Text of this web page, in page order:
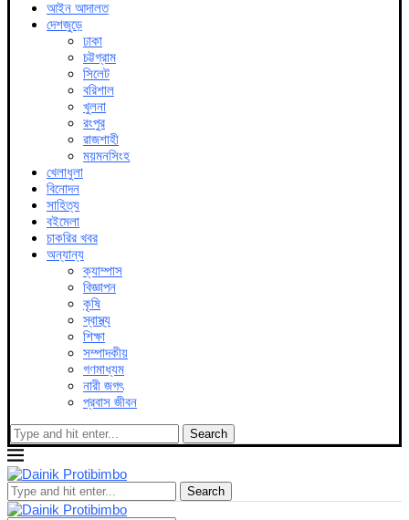
আইন আদালত
দেশজুড়ে
ঢাকা
চট্টগ্রাম
সিলেট
বরিশাল
খুলনা
রংপুর
রাজশাহী
ময়মনসিংহ
খেলাধুলা
বিনোদন
সাহিত্য
বইমেলা
চাকরির খবর
অন্যান্য
ক্যাম্পাস
বিজ্ঞাপন
কৃষি
স্বাস্থ্য
শিক্ষা
সম্পাদকীয়
গণমাধ্যম
নারী জগৎ
প্রবাস জীবন
Search
Search